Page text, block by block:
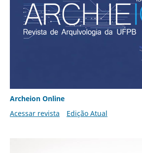
Archeion Online
Acessar revista
Edição Atual